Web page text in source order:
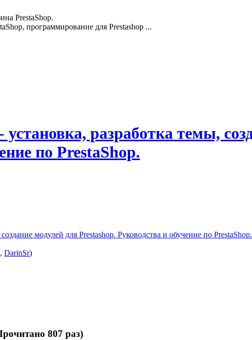
PrestaShop.
программирование для Prestashop ...
модулей для Prestashop. Руководства и обучение по PrestaShop.
, DarinSr)
807 раз)